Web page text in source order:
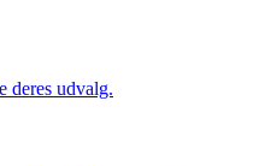
deres udvalg.